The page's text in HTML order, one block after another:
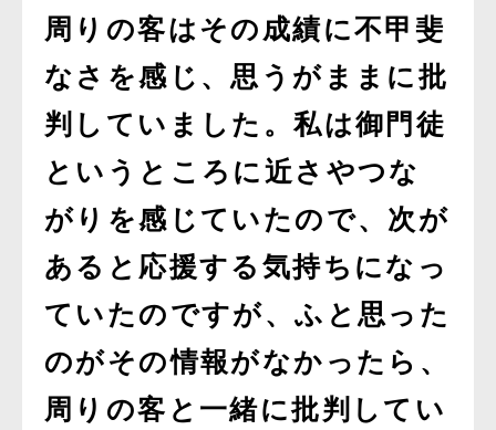
周りの客はその成績に不甲斐
なさを感じ、思うがままに批
判していました。私は御門徒
というところに近さやつな
がりを感じていたので、次が
あると応援する気持ちになっ
ていたのですが、ふと思った
のがその情報がなかったら、
周りの客と一緒に批判してい